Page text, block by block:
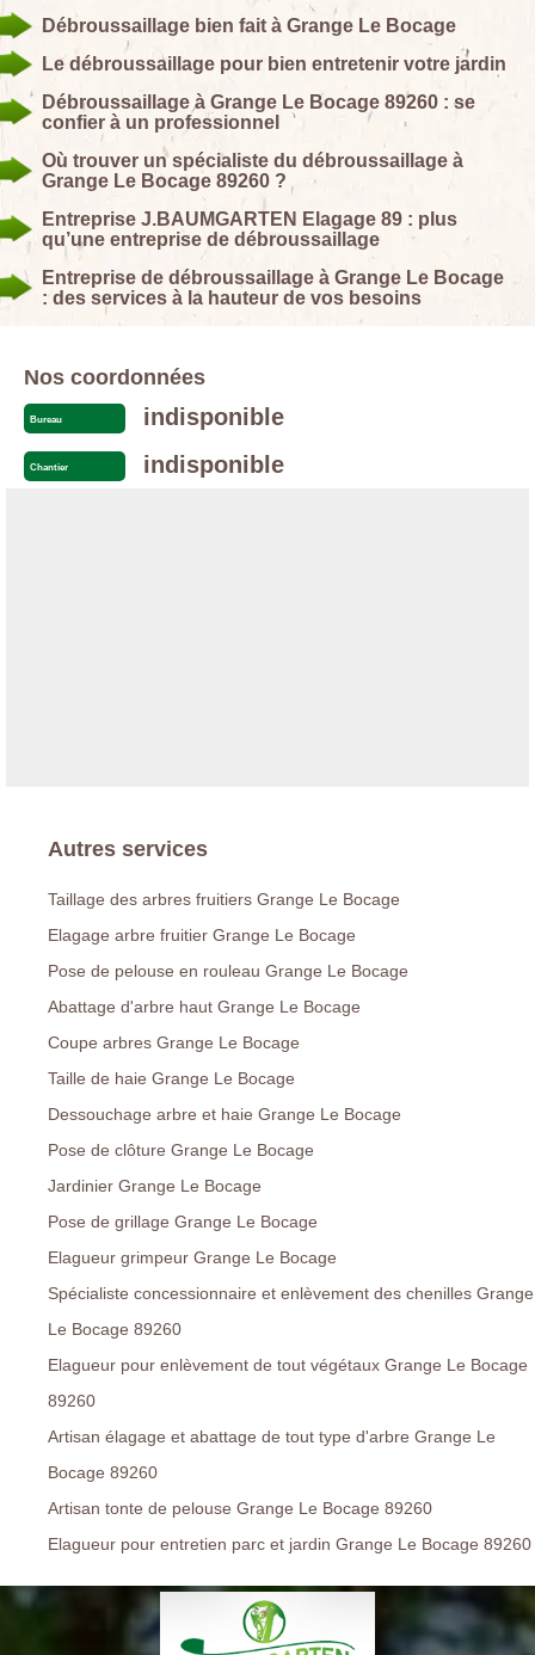
Débroussaillage bien fait à Grange Le Bocage
Le débroussaillage pour bien entretenir votre jardin
Débroussaillage à Grange Le Bocage 89260 : se
confier à un professionnel
Où trouver un spécialiste du débroussaillage à
Grange Le Bocage 89260 ?
Entreprise J.BAUMGARTEN Elagage 89 : plus
qu’une entreprise de débroussaillage
Entreprise de débroussaillage à Grange Le Bocage
: des services à la hauteur de vos besoins
Nos coordonnées
Bureau indisponible
Chantier indisponible
Autres services
Taillage des arbres fruitiers Grange Le Bocage
Elagage arbre fruitier Grange Le Bocage
Pose de pelouse en rouleau Grange Le Bocage
Abattage d'arbre haut Grange Le Bocage
Coupe arbres Grange Le Bocage
Taille de haie Grange Le Bocage
Dessouchage arbre et haie Grange Le Bocage
Pose de clôture Grange Le Bocage
Jardinier Grange Le Bocage
Pose de grillage Grange Le Bocage
Elagueur grimpeur Grange Le Bocage
Spécialiste concessionnaire et enlèvement des chenilles Grange
Le Bocage 89260
Elagueur pour enlèvement de tout végétaux Grange Le Bocage
89260
Artisan élagage et abattage de tout type d'arbre Grange Le
Bocage 89260
Artisan tonte de pelouse Grange Le Bocage 89260
Elagueur pour entretien parc et jardin Grange Le Bocage 89260